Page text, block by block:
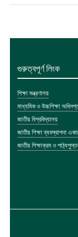
গুরুত্বপূর্ণ লিংক
শিক্ষা মন্ত্রণালয়
মাধ্যমিক ও উচ্চশিক্ষা
জাতীয় বিশ্ববিদ্যালয়
জাতীয় শিক্ষা ব্যবস্থাপনা
জাতীয় শিক্ষাক্রম ও